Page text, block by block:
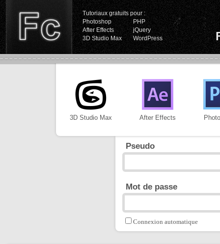
Tutoriaux gratuits pour :
Photoshop
PHP
After Effects
jQuery
3D Studio Max
WordPress
3D Studio Max After Effects
Pseudo
Mot de passe
Connexion automatique